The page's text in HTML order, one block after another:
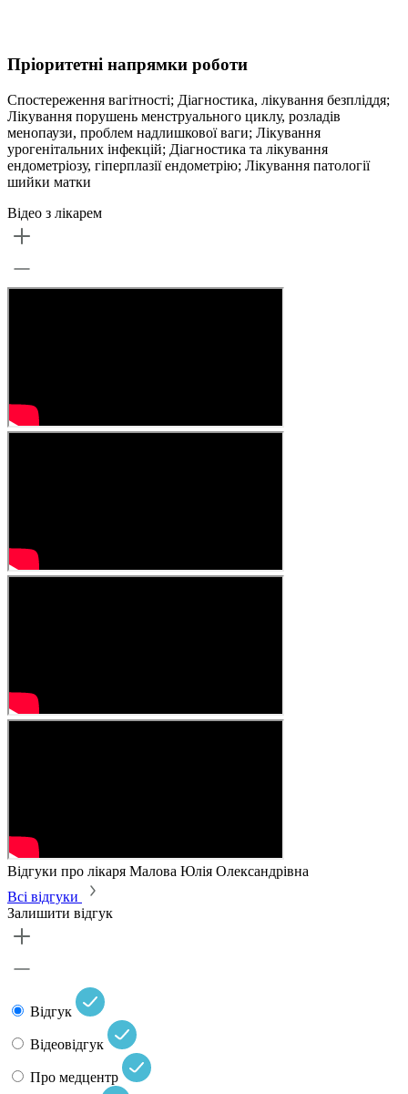
Пріоритетні напрямки роботи
Спостереження вагітності; Діагностика, лікування безпліддя;
Лікування порушень менструального циклу, розладів
менопаузи, проблем надлишкової ваги; Лікування
урогенітальних інфекцій; Діагностика та лікування
ендометріозу, гіперплазії ендометрію; Лікування патології
шийки матки
Відео з лікарем
Відгуки про лікаря Малова Юлія Олександрівна
Всі відгуки
Залишити відгук
Відгук
Відеовідгук
Про медцентр